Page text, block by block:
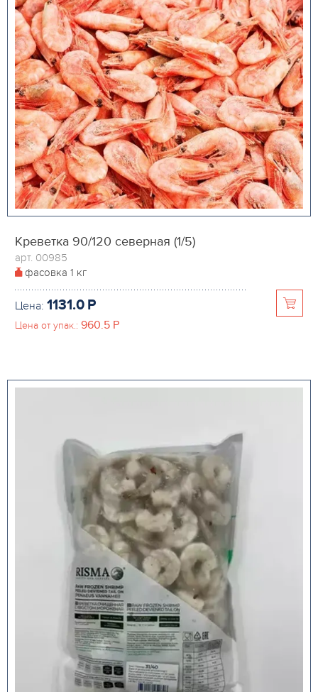
Креветка 90/120 северная (1/5)
арт. 00985
фасовка 1 кг
Цена: 1131.0 P
Цена от упак.: 960.5 P